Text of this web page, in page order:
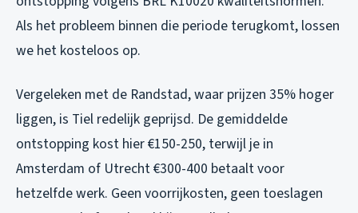
Als het probleem binnen die periode terugkomt, lossen
we het kosteloos op.
Vergeleken met de Randstad, waar prijzen 35% hoger
liggen, is Tiel redelijk geprijsd. De gemiddelde
ontstopping kost hier €150-250, terwijl je in
Amsterdam of Utrecht €300-400 betaalt voor
hetzelfde werk. Geen voorrijkosten, geen toeslagen